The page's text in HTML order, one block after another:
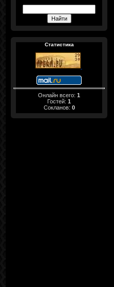
Статистика
Онлайн всего: 1
Гостей: 1
Сокланов: 0